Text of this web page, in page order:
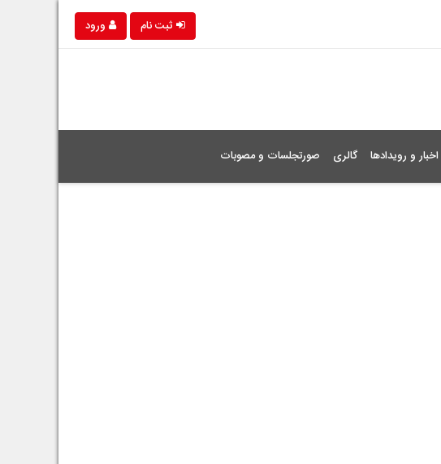
اخبار و رویدادها گالری صورتجلسات و مصوبات